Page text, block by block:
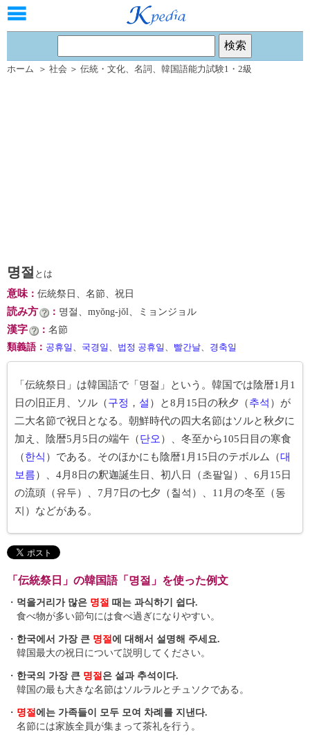
ホーム ＞ 社会 ＞ 伝統・文化、 名詞 、 韓国語能力試験1・2級
명절 とは
意味： 伝統祭日、名節、祝日
読み方 ： 명절、myŏng-jŏl、ミョンジョル
漢字 ： 名節
類義語 ： 공휴일 、 국경일 、 법정 공휴일 、 빨간날、 경축일
「伝統祭日」は韓国語で「명절」という。韓国では陰暦1月1
日の旧正月、ソル（구정 ， 설 ）と8月15日の秋夕（추석 ）が
二大名節で祝日となる。朝鮮時代の四大名節はソルと秋夕に
加え、陰暦5月5日の端午（단오 ）、冬至から105日目の寒食
（한식 ）である。そのほかにも陰暦1月15日のテボルム（대
보름）、4月8日の釈迦誕生日、初八日（초팔일）、6月15日
の流頭（유두）、7月7日の七夕（칠석）、11月の冬至（동
지）などがある。
「伝統祭日」の韓国語「명절」を使った例文
・ 먹을거리가 많은 명절 때는 과식하기 쉽다.
食べ物が多い節句には食べ過ぎになりやすい。
・ 한국에서 가장 큰 명절에 대해서 설명해 주세요.
韓国最大の祝日について説明してください。
・ 한국의 가장 큰 명절은 설과 추석이다.
韓国の最も大きな名節はソルラルとチュソクである。
・ 명절에는 가족들이 모두 모여 차례를 지낸다.
名節には家族全員が集まって茶礼を行う。